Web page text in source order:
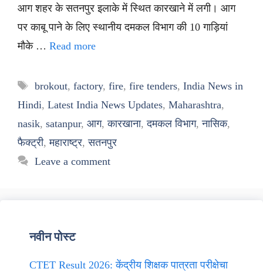
आग शहर के सतनपुर इलाके में स्थित कारखाने में लगी। आग
पर काबू पाने के लिए स्थानीय दमकल विभाग की 10 गाड़ियां
मौके … Read more
Tags
brokout, factory, fire, fire tenders, India News in
Hindi, Latest India News Updates, Maharashtra,
nasik, satanpur, आग,कारखाना,दमकल विभाग,नासिक,
फैक्ट्री,महाराष्ट्र,सतनपुर
Leave a comment
नवीन पोस्ट
CTET Result 2026: केंद्रीय शिक्षक पात्रता परीक्षेचा